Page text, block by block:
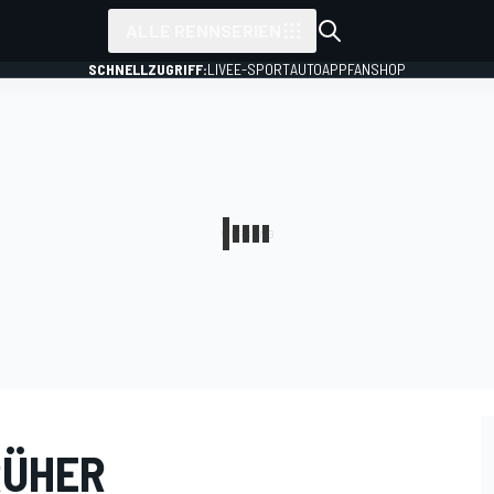
SCHNELLZUGRIFF:LIVEE-SPORTAUTOAPPFANSHOP